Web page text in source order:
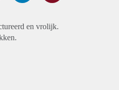
en vrolijk.